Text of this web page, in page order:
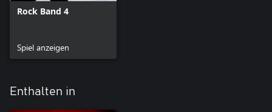
Rock Band 4
Spiel anzeigen
Enthalten in